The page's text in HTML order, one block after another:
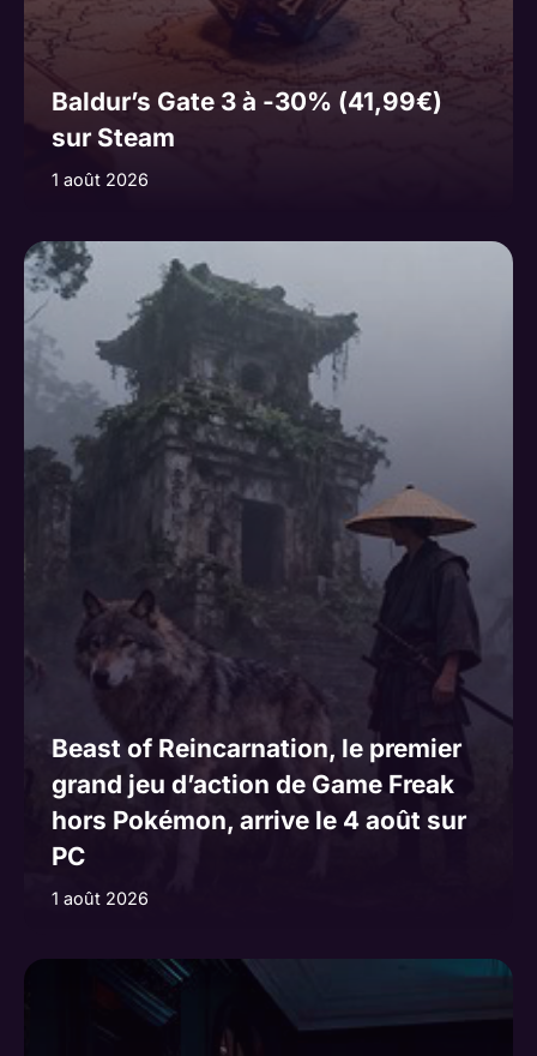
Baldur’s Gate 3 à -30% (41,99€)
sur Steam
1 août 2026
Beast of Reincarnation, le premier
grand jeu d’action de Game Freak
hors Pokémon, arrive le 4 août sur
PC
1 août 2026